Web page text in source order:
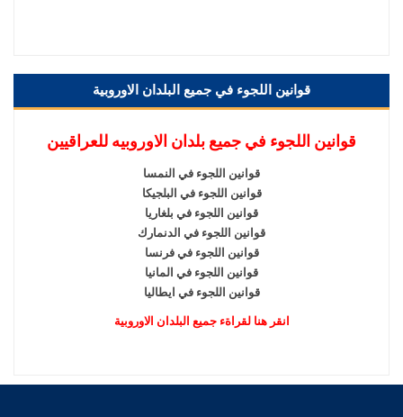
قوانين اللجوء في جميع البلدان الاوروبية
قوانين اللجوء في جميع بلدان الاوروبيه للعراقيين
قوانين اللجوء في النمسا
قوانين اللجوء في البلجيكا
قوانين اللجوء في بلغاريا
قوانين اللجوء في الدنمارك
قوانين اللجوء في فرنسا
قوانين اللجوء في المانيا
قوانين اللجوء في ايطاليا
انقر هنا لقراةء جميع البلدان الاوروبية